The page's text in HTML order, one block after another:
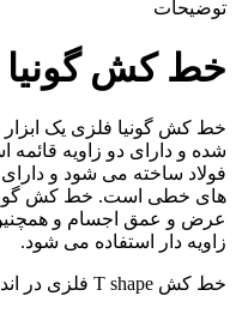
توضیحات
خط کش گونیا
خط کش گونیا فلزی یک ابزار
شده و دارای دو زاویه قائمه
فولاد ساخته می شود و
های خطی است. خط کش
عرض و عمق اجسام و
زاویه دار استفاده می شود.
خط کش T shape فلزی در اندازه های مختلفی موجود است.